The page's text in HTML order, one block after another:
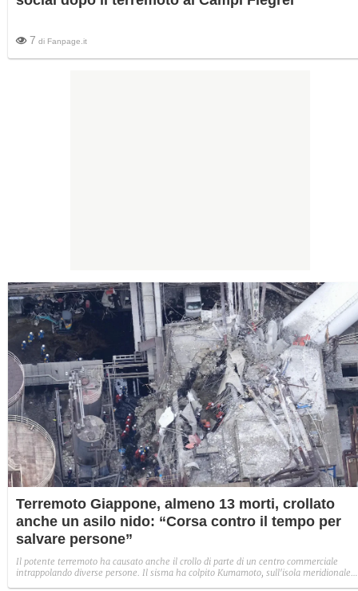
7 di Fanpage.it
Terremoto Giappone, almeno 13 morti, crollato
anche un asilo nido: “Corsa contro il tempo per
salvare persone”
Il potente terremoto ha causato anche il crollo di parte di un centro commerciale
intrappolando diverse persone. Il sisma ha colpito Kumamoto, sull'isola meridionale